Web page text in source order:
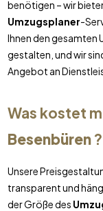
benötigen – wir
Umzugsplaner-
Ihnen den gesamten
gestalten, und wir
Angebot an
Was kostet
Besenbüren?
Unsere
transparent und
der Größe des